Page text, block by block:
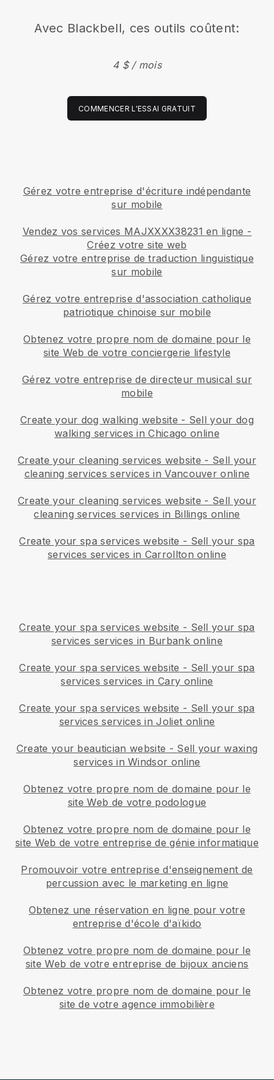
Avec Blackbell, ces outils coûtent:
4 $ / mois
COMMENCER L'ESSAI GRATUIT
Gérez votre entreprise d'écriture indépendante
sur mobile
Vendez vos services MAJXXXX38231 en ligne -
Créez votre site web
Gérez votre entreprise de traduction linguistique
sur mobile
Gérez votre entreprise d'association catholique
patriotique chinoise sur mobile
Obtenez votre propre nom de domaine pour le
site Web de votre conciergerie lifestyle
Gérez votre entreprise de directeur musical sur
mobile
Create your dog walking website - Sell your dog
walking services in Chicago online
Create your cleaning services website - Sell your
cleaning services services in Vancouver online
Create your cleaning services website - Sell your
cleaning services services in Billings online
Create your spa services website - Sell your spa
services services in Carrollton online
Create your spa services website - Sell your spa
services services in Burbank online
Create your spa services website - Sell your spa
services services in Cary online
Create your spa services website - Sell your spa
services services in Joliet online
Create your beautician website - Sell your waxing
services in Windsor online
Obtenez votre propre nom de domaine pour le
site Web de votre podologue
Obtenez votre propre nom de domaine pour le
site Web de votre entreprise de génie informatique
Promouvoir votre entreprise d'enseignement de
percussion avec le marketing en ligne
Obtenez une réservation en ligne pour votre
entreprise d'école d'aïkido
Obtenez votre propre nom de domaine pour le
site Web de votre entreprise de bijoux anciens
Obtenez votre propre nom de domaine pour le
site de votre agence immobilière